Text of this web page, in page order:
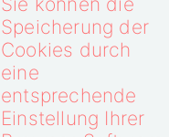
Speicherung der
Cookies durch
eine
entsprechende
Einstellung Ihrer